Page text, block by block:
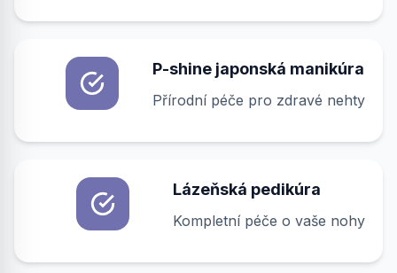
P-shine japonská manikúra
Přírodní péče pro zdravé nehty
Lázeňská pedikúra
Kompletní péče o vaše nohy